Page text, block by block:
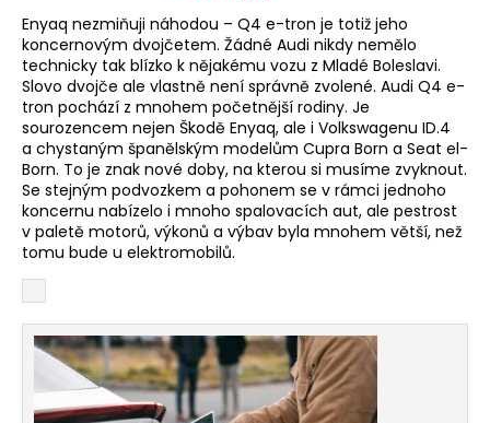
Enyaq nezmiňuji náhodou – Q4 e-tron je totiž jeho
koncernovým dvojčetem. Žádné Audi nikdy nemělo
technicky tak blízko k nějakému vozu z Mladé Boleslavi.
Slovo dvojče ale vlastně není správně zvolené. Audi Q4 e-
tron pochází z mnohem početnější rodiny. Je
sourozencem nejen Škodě Enyaq, ale i Volkswagenu ID.4
a chystaným španělským modelům Cupra Born a Seat el-
Born. To je znak nové doby, na kterou si musíme zvyknout.
Se stejným podvozkem a pohonem se v rámci jednoho
koncernu nabízelo i mnoho spalovacích aut, ale pestrost
v paletě motorů, výkonů a výbav byla mnohem větší, než
tomu bude u elektromobilů.